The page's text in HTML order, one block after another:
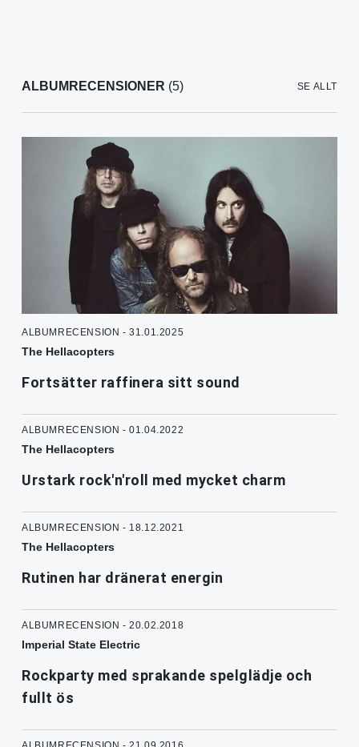
ALBUMRECENSIONER (5) SE ALLT
ALBUMRECENSION - 31.01.2025
The Hellacopters
Fortsätter raffinera sitt sound
ALBUMRECENSION - 01.04.2022
The Hellacopters
Urstark rock'n'roll med mycket charm
ALBUMRECENSION - 18.12.2021
The Hellacopters
Rutinen har dränerat energin
ALBUMRECENSION - 20.02.2018
Imperial State Electric
Rockparty med sprakande spelglädje och
fullt ös